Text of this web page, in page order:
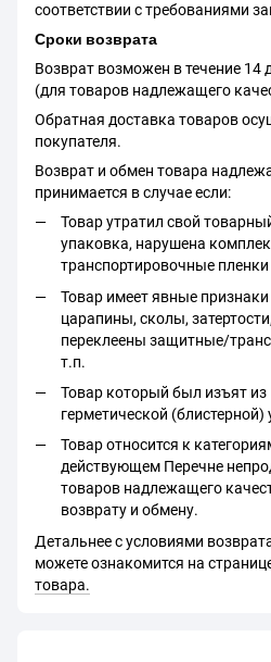
соответствии с требованиями
Сроки возврата
Возврат возможен в течение 14
(для товаров надлежащего
Обратная доставка товаров
покупателя.
Возврат и обмен товара
принимается в случае если:
Товар утратил свой
упаковка, нарушена
транспортировочные
Товар имеет явные
царапины, сколы,
переклеены защитные/
т.п.
Товар который был изъят из
герметической (блистерной)
Товар относится к
действующем Перечне
товаров надлежащего
возврату и обмену.
Детальнее с условиями
можете ознакомится на
товара.